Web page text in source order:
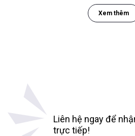
Xem thêm
Liên hệ ngay để
trực tiếp!